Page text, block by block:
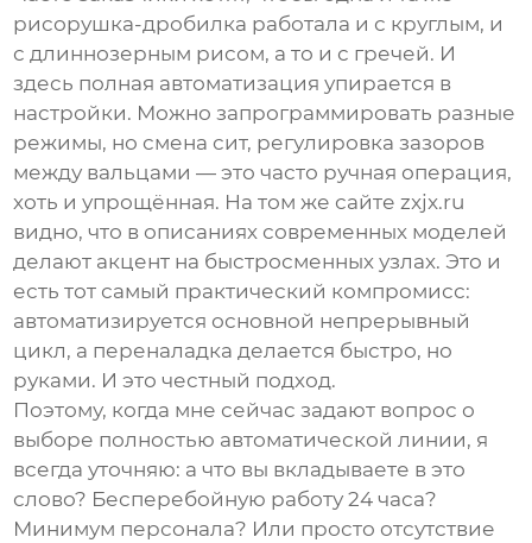
рисорушка-дробилка работала и с круглым, и
с длиннозерным рисом, а то и с гречей. И
здесь полная автоматизация упирается в
настройки. Можно запрограммировать разные
режимы, но смена сит, регулировка зазоров
между вальцами — это часто ручная операция,
хоть и упрощённая. На том же сайте zxjx.ru
видно, что в описаниях современных моделей
делают акцент на быстросменных узлах. Это и
есть тот самый практический компромисс:
автоматизируется основной непрерывный
цикл, а переналадка делается быстро, но
руками. И это честный подход.
Поэтому, когда мне сейчас задают вопрос о
выборе полностью автоматической линии, я
всегда уточняю: а что вы вкладываете в это
слово? Бесперебойную работу 24 часа?
Минимум персонала? Или просто отсутствие